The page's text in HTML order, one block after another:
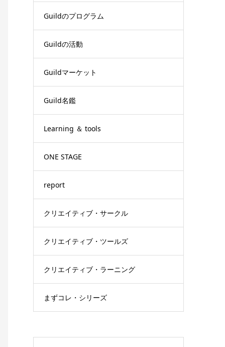
Guildのプログラム
Guildの活動
Guildマーケット
Guild名鑑
Learning ＆ tools
ONE STAGE
report
クリエイティブ・サークル
クリエイティブ・ツールズ
クリエイティブ・ラーニング
まずコレ・シリーズ